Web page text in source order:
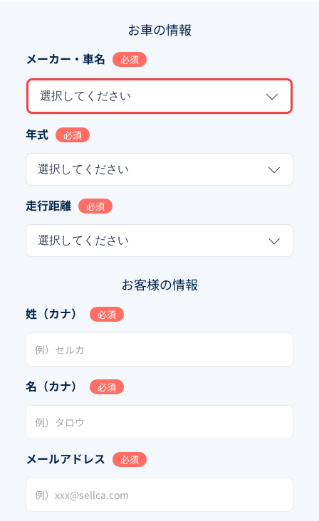
お車の情報
メーカー・車名 必須
選択してください
年式 必須
選択してください
走行距離 必須
選択してください
お客様の情報
姓（カナ） 必須
名（カナ） 必須
メールアドレス 必須